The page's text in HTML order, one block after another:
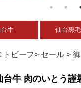
牛 仙台黒
トビーフ> セール >
牛 肉のいとう